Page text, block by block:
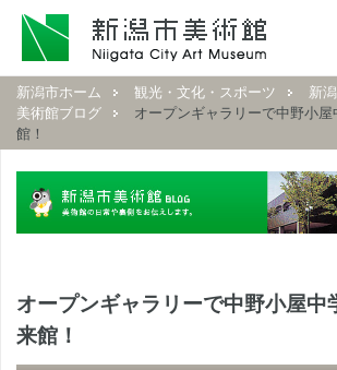
新潟市ホーム 観光・文化・スポーツ 新
美術館ブログ
オープンギャラリーで中野小
館！
オープンギャラリーで中野小屋中
来館！